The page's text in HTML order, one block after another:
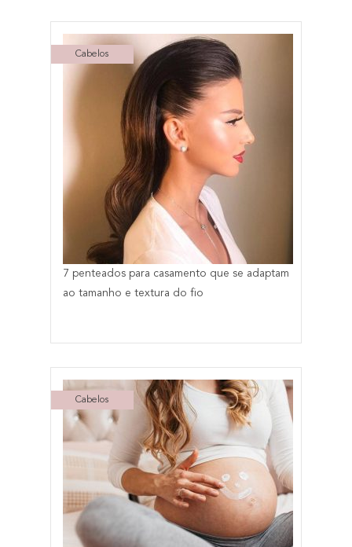
Cabelos
7 penteados para casamento que se adaptam
ao tamanho e textura do fio
Cabelos